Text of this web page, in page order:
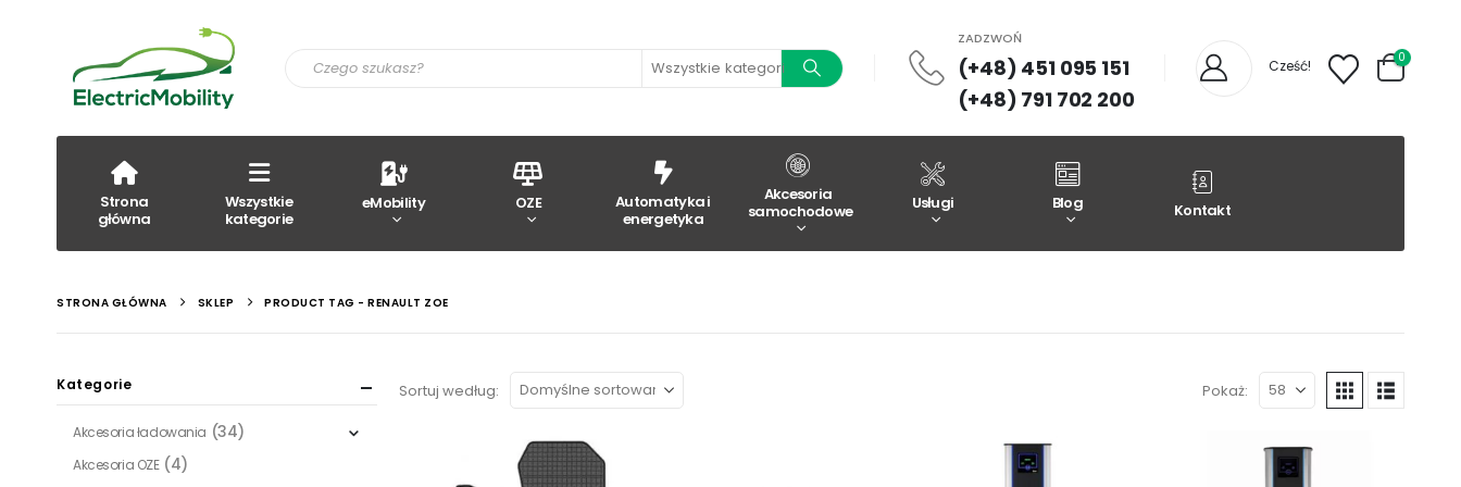
Wszystkie kategorie
ZADZWOŃ
(+48) 451 095 151
(+48) 791 702 200
Cześć! 0
Strona
główna
Wszystkie
kategorie
eMobility OZE
Automatyka i
energetyka
Akcesoria
samochodowe
Usługi Blog Kontakt
STRONA GŁÓWNA SKLEP PRODUCT TAG - RENAULT ZOE
Sortuj według: Pokaż:
Kategorie
Akcesoria ładowania (34)
Akcesoria OZE (4)